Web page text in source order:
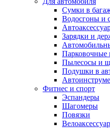
Сумки в
Водосгоны и
Зарядки и
Парковочные
Пылесосы и
Подушки в
Фитнес и спорт
Эспандеры
Шагомеры
Повязки